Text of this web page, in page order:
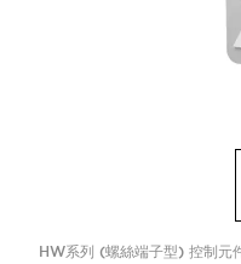
HW系列 (螺絲端子型) 控制